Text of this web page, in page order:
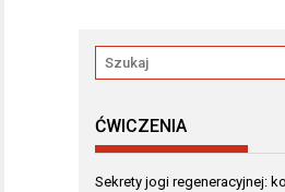
ĆWICZENIA
Sekrety jogi regeneracyjnej: